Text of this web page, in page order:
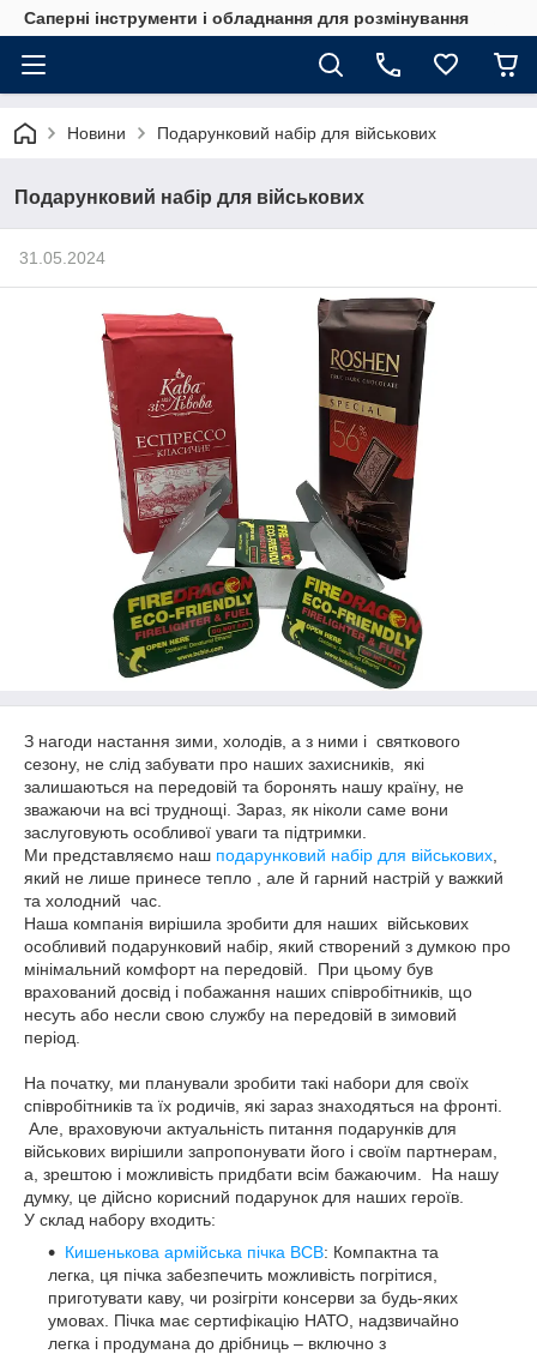
Саперні інструменти і обладнання для розмінування
Новини Подарунковий набір для військових
Подарунковий набір для військових
31.05.2024
З нагоди настання зими, холодів, а з ними і святкового
сезону, не слід забувати про наших захисників, які
залишаються на передовій та боронять нашу країну, не
зважаючи на всі труднощі. Зараз, як ніколи саме вони
заслуговують особливої уваги та підтримки.
Ми представляємо наш подарунковий набір для військових
який не лише принесе тепло , але й гарний настрій у важкий
та холодний час.
Наша компанія вирішила зробити для наших військових
особливий подарунковий набір, який створений з думкою про
мінімальний комфорт на передовій. При цьому був
врахований досвід і побажання наших співробітників, що
несуть або несли свою службу на передовій в зимовий
період.
На початку, ми планували зробити такі набори для своїх
співробітників та їх родичів, які зараз знаходяться на фронті.
Але, враховуючи актуальність питання подарунків для
військових вирішили запропонувати його і своїм партнерам,
а, зрештою і можливість придбати всім бажаючим. На нашу
думку, це дійсно корисний подарунок для наших героїв.
У склад набору входить:
Кишенькова армійська пічка ВСВ: Компактна та
легка, ця пічка забезпечить можливість погрітися,
приготувати каву, чи розігріти консерви за будь-яких
умовах. Пічка має сертифікацію НАТО, надзвичайно
легка і продумана до дрібниць – включно з